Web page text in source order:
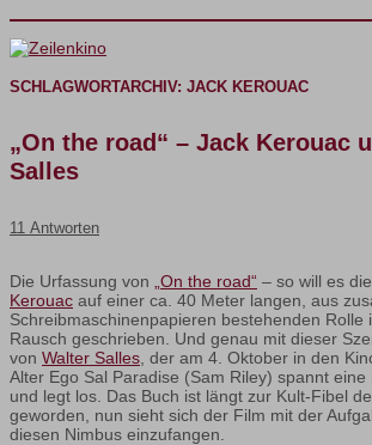
SCHLAGWORTARCHIV: JACK KEROUAC
„On the road“ – Jack Kerouac
Salles
11 Antworten
Die Urfassung von „On the road“ – so will es
Kerouac auf einer ca. 40 Meter langen, aus
Schreibmaschinenpapieren bestehenden Rolle
Rausch geschrieben. Und genau mit dieser
von Walter Salles , der am 4. Oktober in den
Alter Ego Sal Paradise (Sam Riley) spannt
und legt los. Das Buch ist längt zur Kult-Fibel
geworden, nun sieht sich der Film mit der
diesen Nimbus einzufangen.